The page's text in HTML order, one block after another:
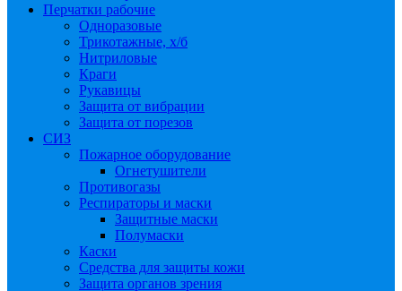
Перчатки рабочие
Одноразовые
Трикотажные, х/б
Нитриловые
Краги
Рукавицы
Защита от вибрации
Защита от порезов
СИЗ
Пожарное оборудование
Огнетушители
Противогазы
Респираторы и маски
Защитные маски
Полумаски
Каски
Средства для защиты кожи
Защита органов зрения